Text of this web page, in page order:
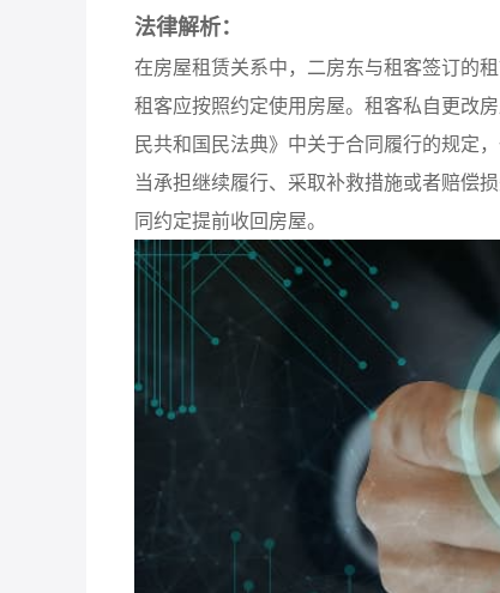
法律解析：
在房屋租赁关系中，二房东与租客签订的
租客应按照约定使用房屋。租客私自更改
民共和国民法典》中关于合同履行的规定
当承担继续履行、采取补救措施或者赔偿
同约定提前收回房屋。